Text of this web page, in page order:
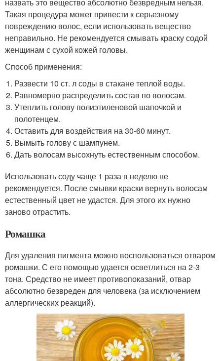
Такая процедура может привести к серьезному
повреждению волос, если использовать вещество
неправильно. Не рекомендуется смывать краску содой
женщинам с сухой кожей головы.
Способ применения:
Развести 10 ст. л соды в стакане теплой воды.
Равномерно распределить состав по волосам.
Утеплить голову полиэтиленовой шапочкой и
полотенцем.
Оставить для воздействия на 30-60 минут.
Вымыть голову с шампунем.
Дать волосам высохнуть естественным способом.
Использовать соду чаще 1 раза в неделю не
рекомендуется. После смывки краски вернуть волосам
естественный цвет не удастся. Для этого их нужно
заново отрастить.
Ромашка
Для удаления пигмента можно воспользоваться отваром
ромашки. С его помощью удается осветлиться на 2-3
тона. Средство не имеет противопоказаний, отвар
абсолютно безвреден для человека (за исключением
аллергических реакций).